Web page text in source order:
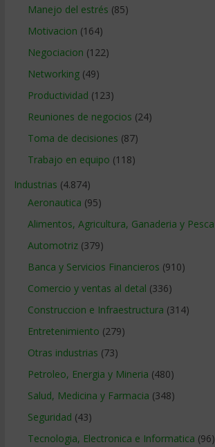
Manejo del estrés (85)
Motivacion (164)
Negociacion (122)
Networking(49)
Productividad (123)
Reuniones de negocios (24)
Toma de decisiones (87)
Trabajo en equipo (118)
Industrias (4.874)
Aeronautica (95)
Alimentos, Agricultura, Ganaderia y Pesca
Automotriz(379)
Banca y Servicios Financieros (910)
Comercio y ventas al detal (336)
Construccion e Infraestructura (314)
Entretenimiento (279)
Otras industrias (73)
Petroleo, Energia y Mineria (480)
Salud, Medicina y Farmacia (348)
Seguridad (43)
Tecnologia, Electronica e Informatica (96)